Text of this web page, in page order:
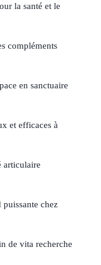
la santé et le
compléments
en sanctuaire
et efficaces à
articulaire
chez
de vita recherche